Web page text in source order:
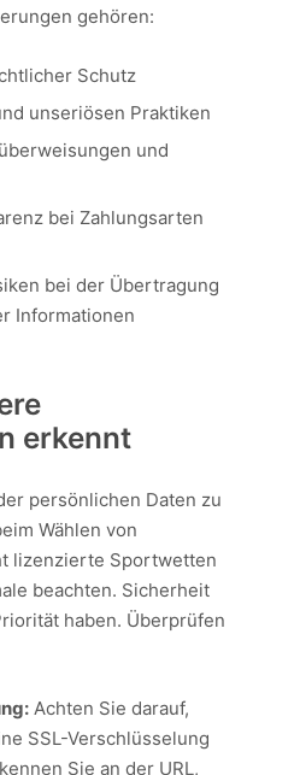
gehören:
Schutz
unseriösen Praktiken
und
bei Zahlungsarten
bei der Übertragung
Informationen
erkennt
persönlichen Daten zu
Wählen von
lizenzierte Sportwetten
beachten. Sicherheit
haben. Überprüfen
Achten Sie darauf,
SSL-Verschlüsselung
Sie an der URL,